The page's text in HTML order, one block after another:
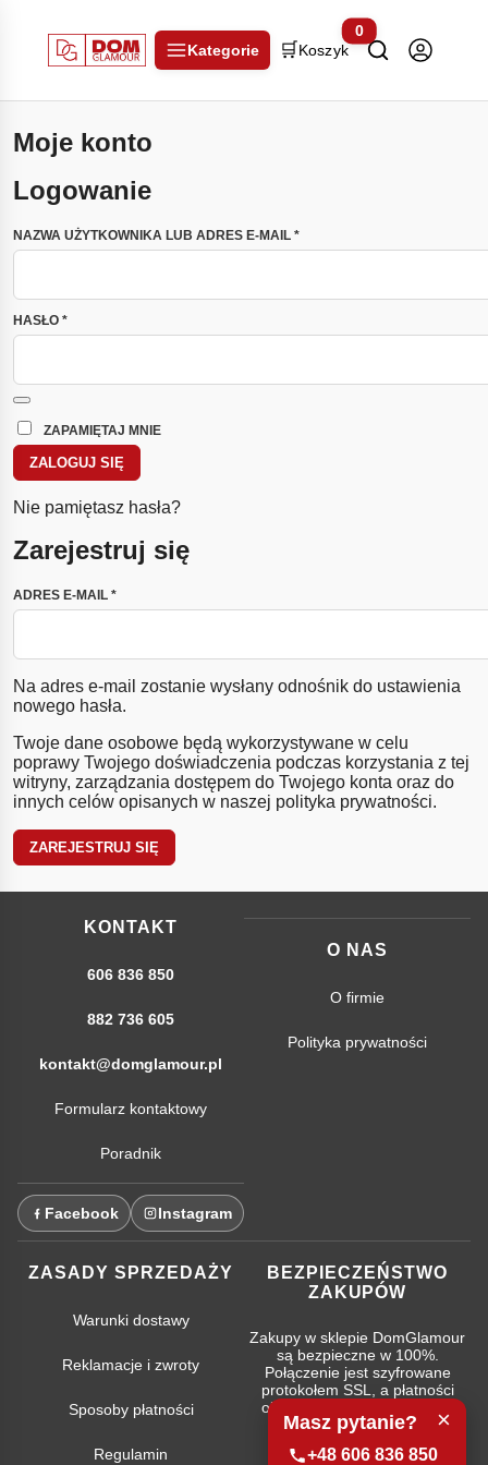
Kategorie 🛒 Koszyk
0
Moje konto
Logowanie
NAZWA UŻYTKOWNIKA LUB ADRES E-MAIL *WYMAGANE
HASŁO *WYMAGANE
ZAPAMIĘTAJ MNIE
ZALOGUJ SIĘ
Nie pamiętasz hasła?
Zarejestruj się
ADRES E-MAIL *WYMAGANE
Na adres e-mail zostanie wysłany odnośnik do ustawienia
nowego hasła.
Twoje dane osobowe będą wykorzystywane w celu
poprawy Twojego doświadczenia podczas korzystania z tej
witryny, zarządzania dostępem do Twojego konta oraz do
innych celów opisanych w naszej polityka prywatności.
ZAREJESTRUJ SIĘ
KONTAKT
606 836 850
882 736 605
kontakt@domglamour.pl
Formularz kontaktowy
Poradnik
Facebook Instagram
O NAS
O firmie
Polityka prywatności
ZASADY SPRZEDAŻY
Warunki dostawy
Reklamacje i zwroty
Sposoby płatności
Regulamin
BEZPIECZEŃSTWO
ZAKUPÓW
Zakupy w sklepie DomGlamour
są bezpieczne w 100%.
Połączenie jest szyfrowane
protokołem SSL, a płatności
obsługują najpopularniejsze
systemy bankowe.
×
Masz pytanie?
+48 606 836 850